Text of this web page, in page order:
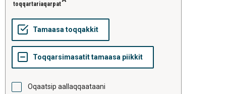
toqqartariaqarpat
Oqaatsip aallaqqaataani